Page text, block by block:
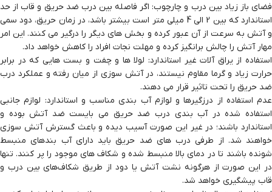
فضای باز زیاد بین درب و چارچوب: اگر فاصله بین درب ضد حریق و قاب از حد
استاندارد که بین 2 الی 4 میلی متر است بیشتر باشد، در زمان حریق، دود سمی
و آتش به سرعت از آن عبور کرده و بخش های دیگر را درگیر می کنند. این امر
مهار آتش را چالش برانگیز کرده و مهلت نجات افراد را کاهش خواهد داد.
استفاده از یراق آلات غیر استاندارد: لولا ها و چفت و بست هایی که در برابر
حرارت زیاد و گرما مقاوم نیستند، در آتش سوزی از میان رفته و عملکرد درب
ضد حریق را تحت تاثیر قرار می دهند.
عدم استفاده از درزگیرها و لوازم آب بندی مناسب و استاندارد: لوازم جانبی
استفاده شده در آب بندی درب ضد حریق می بایست ضد آتش بوده و
استاندارد باشند؛ در غیر این صورت آسیب دیده و باعث گسترش آتش سوزی
خواهند شد. از طرفی درب های ضد حریق باید دارای آب بندهای منبسط
شونده باشند تا در دمای بالا منبسط شده و شکاف های موجود را پر کنند. تنها
در این صورت از هرگونه نشت آتش یا دود از طریق شکاف‌های بین درب و
قاب پیشگیری خواهد شد.